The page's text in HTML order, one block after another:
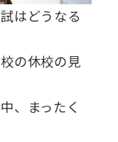
はどうなる
の休校の見
、まったく